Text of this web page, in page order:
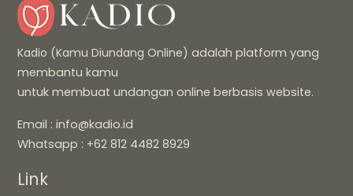
Kadio (Kamu Diundang Online) adalah platform yang
membantu kamu
untuk membuat undangan online berbasis website.
Email : info@kadio.id
Whatsapp : +62 812 4482 8929
Link